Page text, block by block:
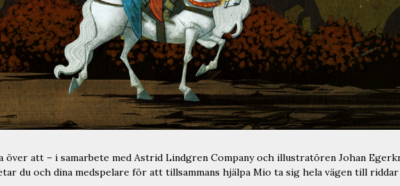
att – i samarbete med Astrid Lindgren Company och illustratören Johan
du och dina medspelare för att tillsammans hjälpa Mio ta sig hela vägen till